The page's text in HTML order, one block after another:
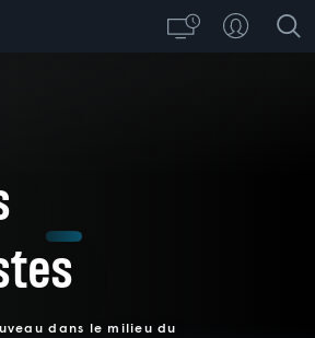
dans le milieu du